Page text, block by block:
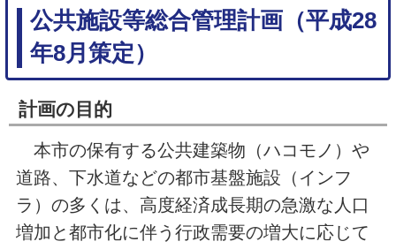
公共施設等総合管理計画（平成28
年8月策定）
計画の目的
本市の保有する公共建築物（ハコモノ）や
道路、下水道などの都市基盤施設（インフ
ラ）の多くは、高度経済成長期の急激な人口
増加と都市化に伴う行政需要の増大に応じて